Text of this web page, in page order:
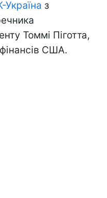
Україна з
Томмі Піготта,
США.